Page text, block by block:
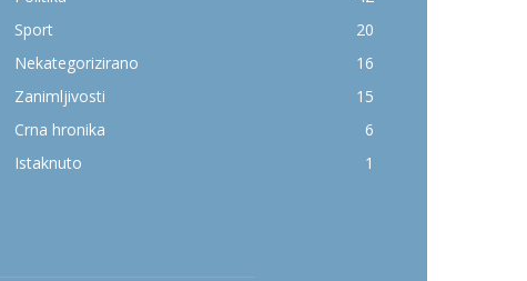
Sport
20
Nekategorizirano
16
Zanimljivosti
15
Crna hronika
6
Istaknuto
1